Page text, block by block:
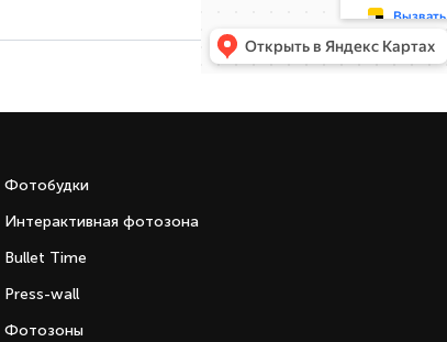
Фотобудки
Интерактивная фотозона
Bullet Time
Press-wall
Фотозоны